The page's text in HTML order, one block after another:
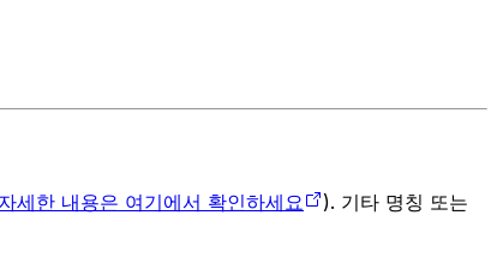
자세한 내용은 여기에서 확인하세요 ). 기타 명칭 또는